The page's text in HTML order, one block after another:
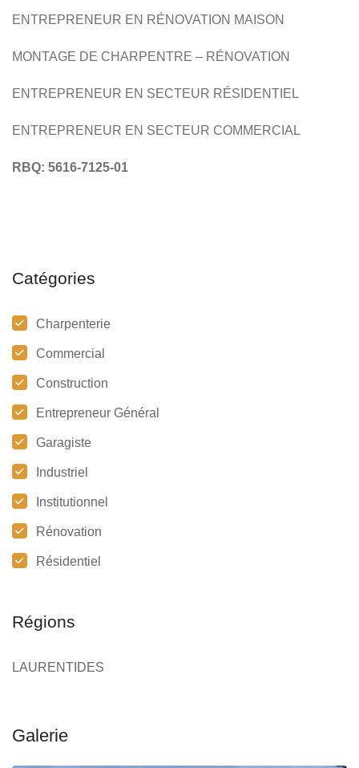
CLÉ EN MAIN RÉNOVATION FINITION
ENTREPRENEUR EN RÉNOVATION MAISON
MONTAGE DE CHARPENTRE – RÉNOVATION
ENTREPRENEUR EN SECTEUR RÉSIDENTIEL
ENTREPRENEUR EN SECTEUR COMMERCIAL
RBQ: 5616-7125-01
Catégories
Charpenterie
Commercial
Construction
Entrepreneur Général
Garagiste
Industriel
Institutionnel
Rénovation
Résidentiel
Régions
LAURENTIDES